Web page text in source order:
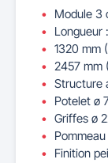
Module 3
Longueur :
1320 mm
2457 mm
Structure
Potelet ø
Griffes ø
Finition